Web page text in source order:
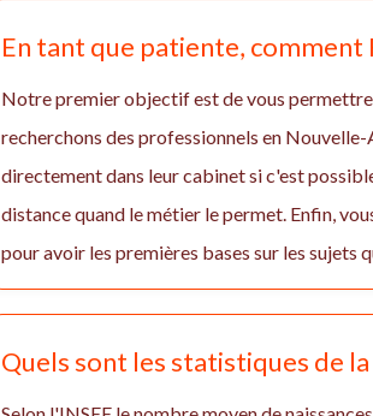
En tant que patiente, comment
Notre premier objectif est de vous
recherchons des professionnels en
directement dans leur cabinet si c'est
distance quand le métier le permet. Enfin,
pour avoir les premières bases sur les sujets
Quels sont les statistiques de